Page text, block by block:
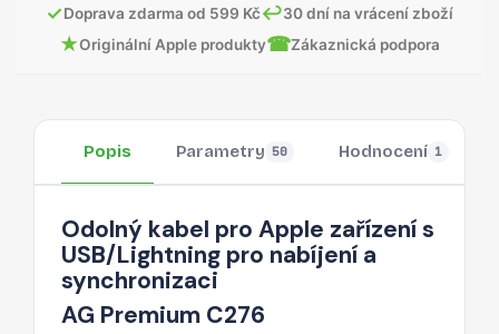
✓Doprava zdarma od 599 Kč↩30 dní na vrácení zboží
★Originální Apple produkty☎Zákaznická podpora
Popis Parametry 50 Hodnocení 1
Odolný kabel pro Apple zařízení s
USB/Lightning pro nabíjení a
synchronizaci
AG Premium C276